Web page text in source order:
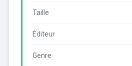
Taille
Éditeur
Genre